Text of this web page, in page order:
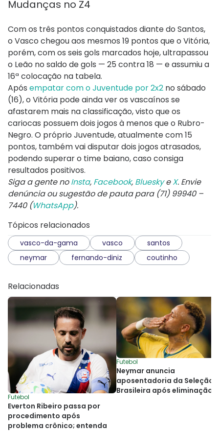
Mudanças no Z4
Com os três pontos conquistados diante do Santos,
o Vasco chegou aos mesmos 19 pontos que o Vitória,
porém, com os seis gols marcados hoje, ultrapassou
o Leão no saldo de gols — 25 contra 18 — e assumiu a
16ª colocação na tabela.
Após empatar com o Juventude por 2x2 no sábado
(16), o Vitória pode ainda ver os vascaínos se
afastarem mais na classificação, visto que os
cariocas possuem dois jogos à menos que o Rubro-
Negro. O próprio Juventude, atualmente com 15
pontos, também vai disputar dois jogos atrasados,
podendo superar o time baiano, caso consiga
resultados positivos.
Siga a gente noInsta, Facebook, BlueskyeX. Envie
denúncia ou sugestão de pauta para (71) 99940 –
7440 (WhatsApp).
Tópicos relacionados
vasco-da-gama vasco
santos
neymar
fernando-diniz coutinho
Relacionadas
Futebol
Everton Ribeiro passa por
procedimento após
problema crônico; entenda
Futebol
Neymar anuncia
aposentadoria da Seleção
Brasileira após eliminação